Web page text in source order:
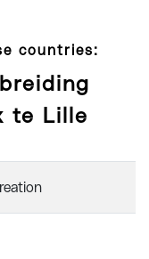
countries:
te Lille